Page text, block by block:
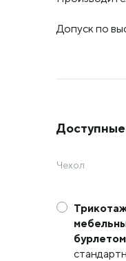
Допуск по
Чехол
бурлетом